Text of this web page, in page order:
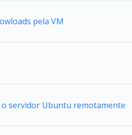
pela VM
servidor Ubuntu remotamente